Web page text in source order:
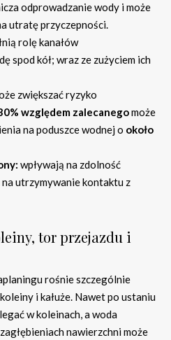
odprowadzanie wody i może
utratę przyczepności.
rolę kanałów
spod kół; wraz ze zużyciem ich
zwiększać ryzyko
względem zalecanegomoże
na poduszce wodnej o około
wpływają na zdolność
utrzymywanie kontaktu z
tor przejazdu i
rośnie szczególnie
i kałuże. Nawet po ustaniu
w koleinach, a woda
nawierzchni może